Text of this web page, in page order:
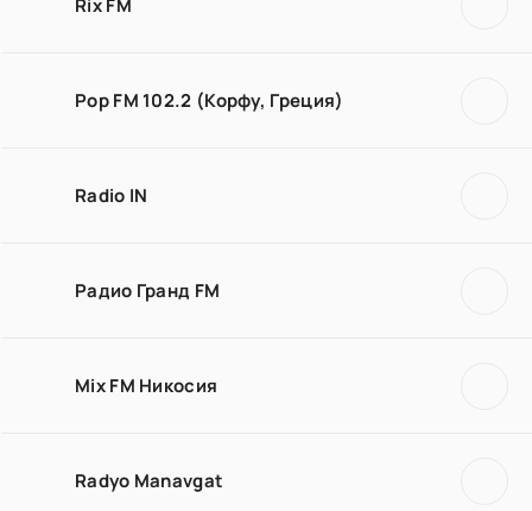
Pop FM 102.2 (Корфу, Греция)
Radio IN
Радио Гранд FM
Mix FM Никосия
Radyo Manavgat